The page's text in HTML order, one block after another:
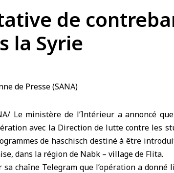
de
la Syrie
Le ministère de l’Intérieur a annoncé
avec la Direction de lutte contre les
de haschisch destiné à être
dans la région de Nabk – village de Flita.
sa chaîne Telegram que l’opération a